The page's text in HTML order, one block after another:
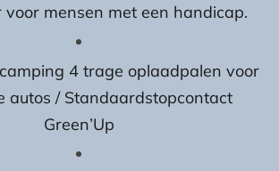
voor mensen met een handicap.
4 trage oplaadpalen voor
autos / Standaardstopcontact
Green’Up